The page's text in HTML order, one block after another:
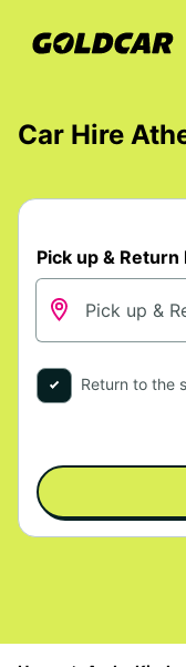
Car Hire
Pick up & Return
Return to the